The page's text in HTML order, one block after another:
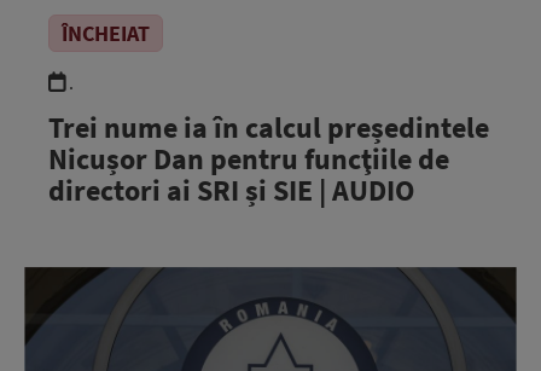
ÎNCHEIAT
.
Trei nume ia în calcul președintele
Nicușor Dan pentru funcţiile de
directori ai SRI și SIE | AUDIO